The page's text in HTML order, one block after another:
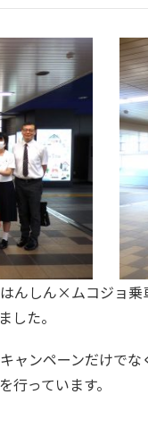
んしん×ムコジョ
した。
ャンペーンだけで
っています。